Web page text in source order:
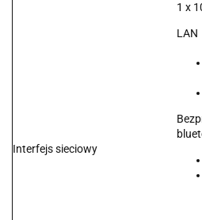
Interfejs sieciowy
1 x
LAN